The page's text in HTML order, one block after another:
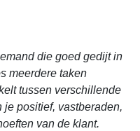
die goed gedijt in
meerdere taken
tussen verschillende
je positief, vastberaden,
van de klant.